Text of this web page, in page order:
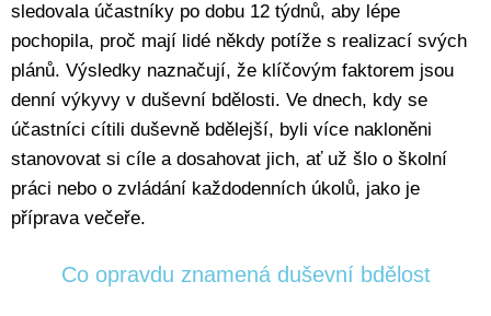
sledovala účastníky po dobu 12 týdnů, aby lépe
pochopila, proč mají lidé někdy potíže s realizací svých
plánů. Výsledky naznačují, že klíčovým faktorem jsou
denní výkyvy v duševní bdělosti. Ve dnech, kdy se
účastníci cítili duševně bdělejší, byli více nakloněni
stanovovat si cíle a dosahovat jich, ať už šlo o školní
práci nebo o zvládání každodenních úkolů, jako je
příprava večeře.
Co opravdu znamená duševní bdělost